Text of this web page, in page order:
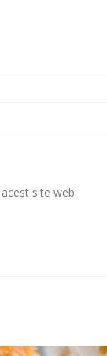
site web.